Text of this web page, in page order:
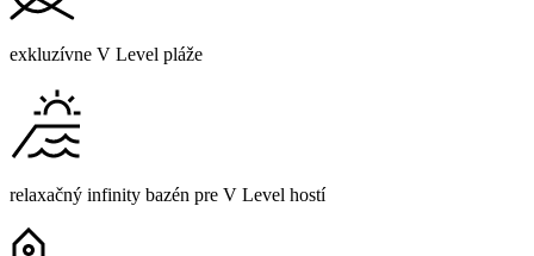
exkluzívne V Level pláže
relaxačný infinity bazén pre V Level hostí